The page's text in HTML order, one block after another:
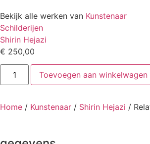
Bekijk alle werken van Kunstenaar
Schilderijen
Shirin Hejazi
€ 250,00
Relation
Fish
Toevoegen aan winkelwagen
Home / Kunstenaar / Shirin Hejazi /